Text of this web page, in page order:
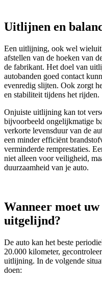
Uitlijnen en
Een uitlijning, ook wel
afstellen van de hoeken van
de fabrikant. Het doel van
autobanden goed contact
evenredig slijten. Ook zorgt
en stabiliteit tijdens het rijden.
Onjuiste uitlijning kan tot
bijvoorbeeld ongelijkmatige
verkorte levensduur van de
een minder efficiënt
verminderde remprestaties.
niet alleen voor veiligheid,
duurzaamheid van je auto.
Wanneer moet
uitgelijnd?
De auto kan het beste
20.000 kilometer,
uitlijning. In de volgende
doen: